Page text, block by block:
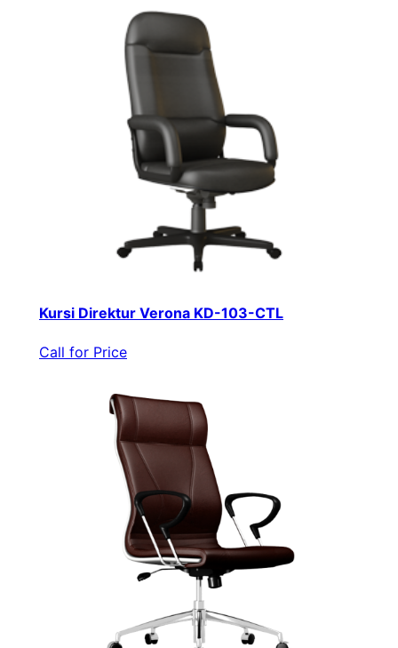
Kursi Direktur Verona KD-103-CTL
Call for Price